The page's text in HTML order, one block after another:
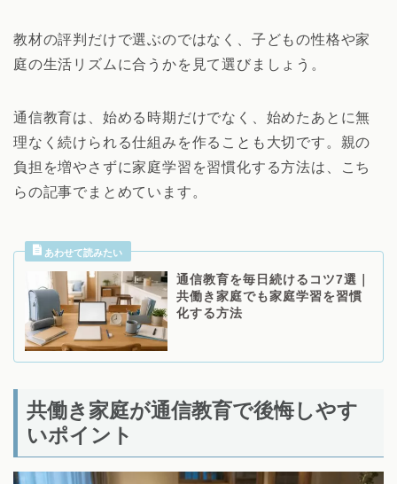
教材の評判だけで選ぶのではなく、子どもの性格や家
庭の生活リズムに合うかを見て選びましょう。
通信教育は、始める時期だけでなく、始めたあとに無
理なく続けられる仕組みを作ることも大切です。親の
負担を増やさずに家庭学習を習慣化する方法は、こち
らの記事でまとめています。
通信教育を毎日続けるコツ7選｜
共働き家庭でも家庭学習を習慣
化する方法
共働き家庭が通信教育で後悔しやす
いポイント